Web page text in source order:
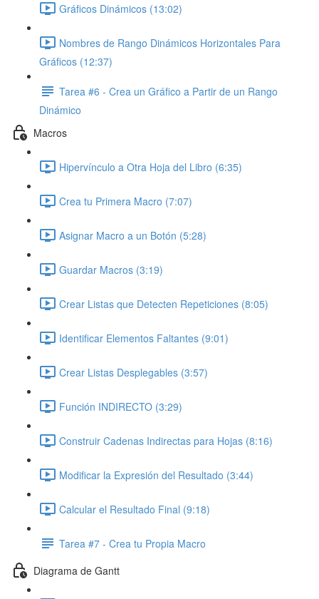
Gráficos Dinámicos (13:02)
Nombres de Rango Dinámicos Horizontales Para
Gráficos (12:37)
Tarea #6 - Crea un Gráfico a Partir de un Rango
Dinámico
Macros
Hipervínculo a Otra Hoja del Libro (6:35)
Crea tu Primera Macro (7:07)
Asignar Macro a un Botón (5:28)
Guardar Macros (3:19)
Crear Listas que Detecten Repeticiones (8:05)
Identificar Elementos Faltantes (9:01)
Crear Listas Desplegables (3:57)
Función INDIRECTO (3:29)
Construir Cadenas Indirectas para Hojas (8:16)
Modificar la Expresión del Resultado (3:44)
Calcular el Resultado Final (9:18)
Tarea #7 - Crea tu Propia Macro
Diagrama de Gantt